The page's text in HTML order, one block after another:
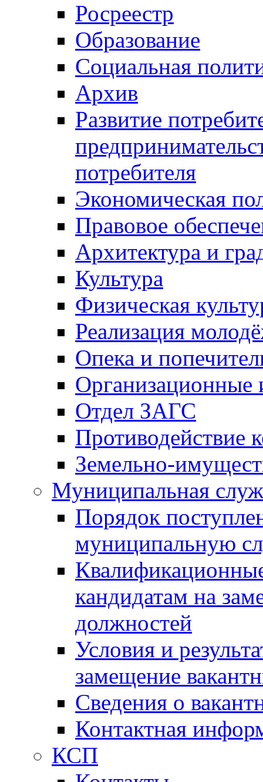
Росреестр
Образование
Социальная
Архив
Развитие
потребителя
Экономическая
Правовое
Архитектура и
Культура
Физическая
Реализация
Опека и
Отдел ЗАГС
Противодействие
Земельно-
Муниципальная
Порядок
муниципальную
кандидатам на
должностей
Условия и
замещение
Сведения о
Контактная
КСП